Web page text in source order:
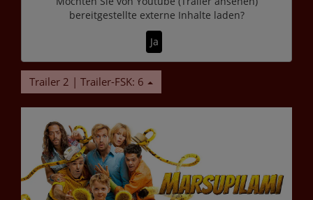
bereitgestellte externe Inhalte laden?
Ja
Trailer 2 | Trailer-FSK: 6